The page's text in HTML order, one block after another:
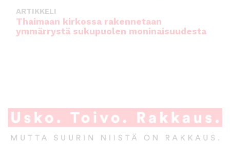
ARTIKKELI
Thaimaan kirkossa rakennetaan
ymmärrystä sukupuolen moninaisuudesta